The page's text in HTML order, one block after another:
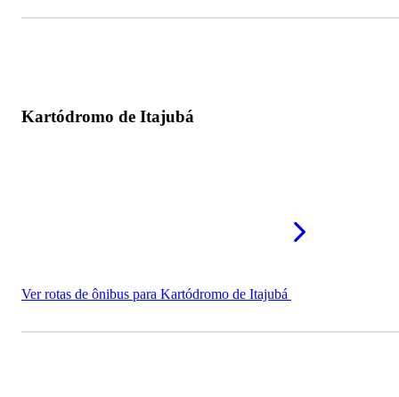
Kartódromo de Itajubá
Ver rotas de ônibus para Kartódromo de Itajubá